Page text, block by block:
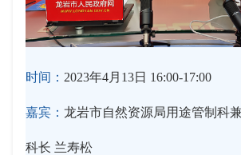
时间： 2023年4月13日 16:00-17:00
嘉宾： 龙岩市自然资源局用途管制科
科长 兰寿松